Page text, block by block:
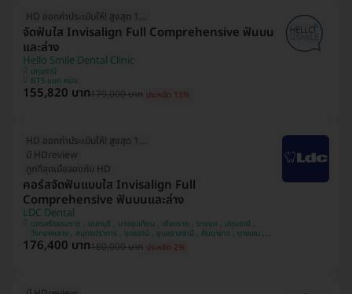
HD ออกค่าประเมินให้! สูงสุด 1500 บ.
จัดฟันใส Invisalign Full Comprehensive ฟันบน
และล่าง
Hello Smile Dental Clinic
ปทุมธานี
BTS แยก คปอ.
155,820 บาท179,000 บาท ประหยัด 13%
HD ออกค่าประเมินให้! สูงสุด 1500 บ.
มี HDreview
ถูกที่สุดเมื่อจองกับ HD
คอร์สจัดฟันแบบใส Invisalign Full
Comprehensive ฟันบนและล่าง
LDC Dental
นครศรีธรรมราช , นนทบุรี , บางขุนเทียน , เชียงราย , บางแค , ปทุมธานี ,
วังทองหลาง , สมุทรปราการ , อุดรธานี , อุบลราชธานี , คันนายาว , บางเขน ,
สวนหลวง , หลักสี่ , มีนบุรี , นครพนม , ทวีวัฒนา
176,400 บาท180,000 บาท ประหยัด 2%